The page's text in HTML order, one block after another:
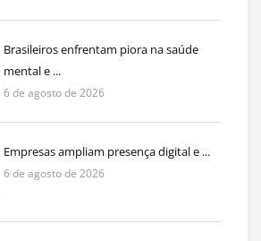
Brasileiros enfrentam piora na saúde
mental e ...
6 de agosto de 2026
Empresas ampliam presença digital e ...
6 de agosto de 2026